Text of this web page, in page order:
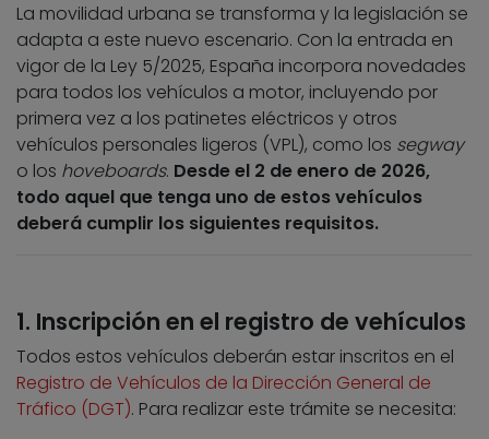
La movilidad urbana se transforma y la legislación se
adapta a este nuevo escenario. Con la entrada en
vigor de la Ley 5/2025, España incorpora novedades
para todos los vehículos a motor, incluyendo por
primera vez a los patinetes eléctricos y otros
vehículos personales ligeros (VPL), como los segway
o los hoveboards. Desde el 2 de enero de 2026,
todo aquel que tenga uno de estos vehículos
deberá cumplir los siguientes requisitos.
1. Inscripción en el registro de vehículos
Todos estos vehículos deberán estar inscritos en el
Registro de Vehículos de la Dirección General de
Tráfico (DGT). Para realizar este trámite se necesita: